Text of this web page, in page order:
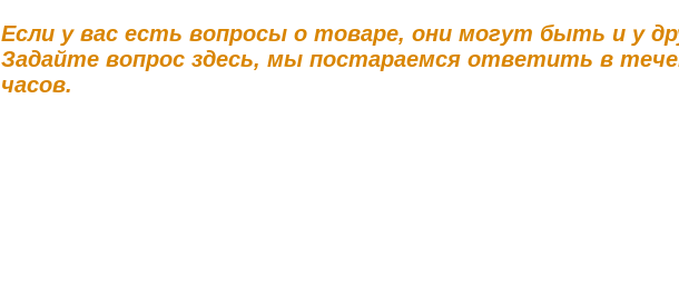
Если у вас есть вопросы о товаре, они могут быть и у
Задайте вопрос здесь, мы постараемся ответить в
часов.